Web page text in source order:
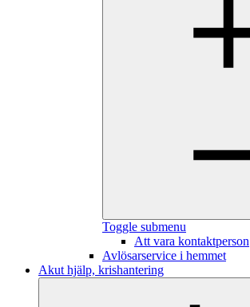
Toggle submenu
Att vara kontaktperson
Avlösarservice i hemmet
Akut hjälp, krishantering